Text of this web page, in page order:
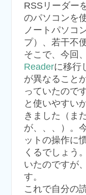
RSSリーダー
のパソコンを
ノートパソコ
プ）、若干不
そこで、今回
Readerに移行
が異なること
っていたので
と使いやすい
きました（ま
が、、、）。
ットの操作に
くるでしょう
いたのですが
す。
これで自分の